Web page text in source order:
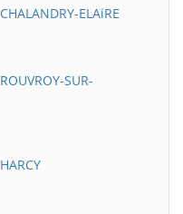
ELAiRE
SUR-